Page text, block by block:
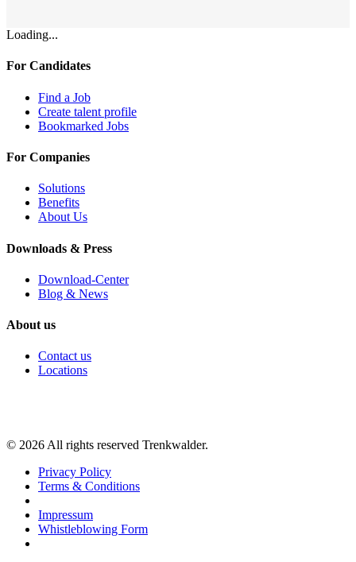
Loading...
For Candidates
Find a Job
Create talent profile
Bookmarked Jobs
For Companies
Solutions
Benefits
About Us
Downloads & Press
Download-Center
Blog & News
About us
Contact us
Locations
© 2026 All rights reserved Trenkwalder.
Privacy Policy
Terms & Conditions
Impressum
Whistleblowing Form